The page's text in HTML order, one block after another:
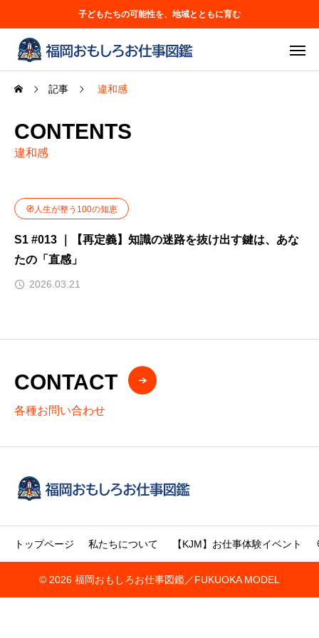
子どもたちの可能性を、地域とともに育む
記事 違和感
CONTENTS
違和感
🧭人生が整う100の知恵
S1 #013 ｜【再定義】知識の迷路を抜け出す鍵は、あな
たの「直感」
2026.03.21
CONTACT
各種お問い合わせ
トップページ 私たちについて 【KJM】お仕事体験イベント
© 2026 福岡おもしろお仕事図鑑／FUKUOKA MODEL